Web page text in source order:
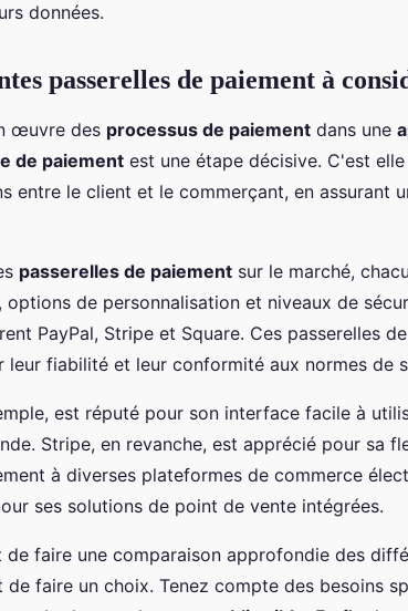
données.
passerelles de paiement à
œuvre des processus de paiement dans une
de paiement est une étape décisive. C'est
entre le client et le commerçant, en assurant
passerelles de paiement sur le marché,
de personnalisation et niveaux de
PayPal, Stripe et Square. Ces passerelles
leur fiabilité et leur conformité aux normes de
est réputé pour son interface facile à
Stripe, en revanche, est apprécié pour sa
à diverses plateformes de commerce
ses solutions de point de vente intégrées.
faire une comparaison approfondie des
de faire un choix. Tenez compte des besoins